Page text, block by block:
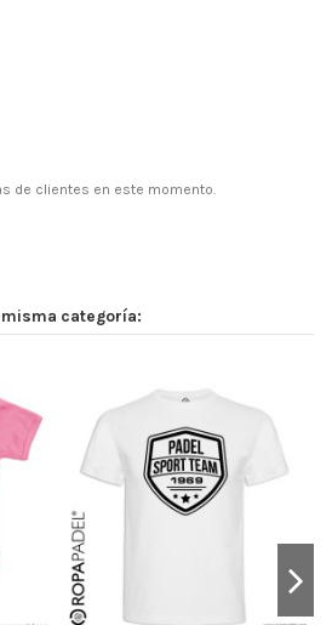
de clientes en este momento.
categoría: